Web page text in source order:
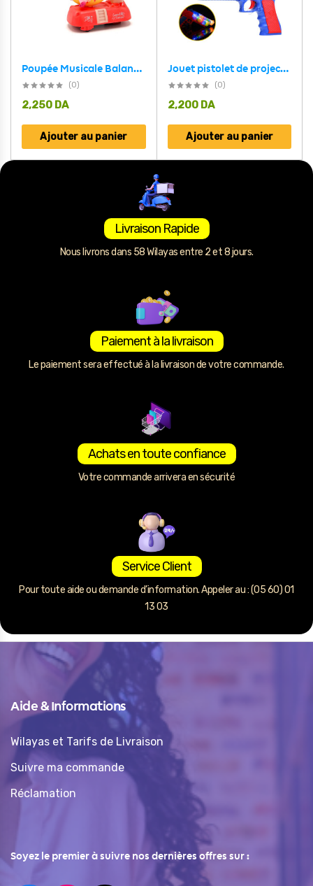
Poupée Musicale Balançante avec Lune Rotative
(0)
2,250 DA
Ajouter au panier
Jouet pistolet de projection avec éclairage 3D et musique
(0)
2,200 DA
Ajouter au panier
Livraison Rapide
Nous livrons dans 58 Wilayas entre 2 et 8 jours.
Paiement à la livraison
Le paiement sera effectué à la livraison de votre commande.
Achats en toute confiance
Votre commande arrivera en sécurité
Service Client
Pour toute aide ou demande d’information. Appeler au : (05 60) 01
13 03
Aide & Informations
Wilayas et Tarifs de Livraison
Suivre ma commande
Réclamation
Soyez le premier à suivre nos dernières offres sur :